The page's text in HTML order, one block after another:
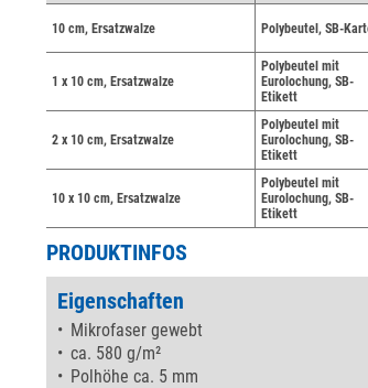
10 cm, Ersatzwalze Polybeutel, SB-
1 x 10 cm, Ersatzwalze
Polybeutel mit
Eurolochung, SB-
Etikett
2 x 10 cm, Ersatzwalze
Polybeutel mit
Eurolochung, SB-
Etikett
10 x 10 cm, Ersatzwalze
Polybeutel mit
Eurolochung, SB-
Etikett
PRODUKTINFOS
Eigenschaften
Mikrofaser gewebt
ca. 580 g/m²
Polhöhe ca. 5 mm